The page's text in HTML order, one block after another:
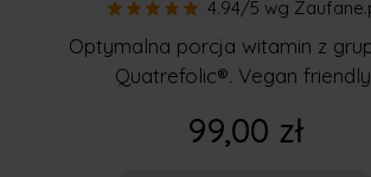
Niesamowita zdolność mózgu, czyli
4.94/5 wg
Optymalna porcja witamin z
Quatrefolic®. Vegan
99,00 zł